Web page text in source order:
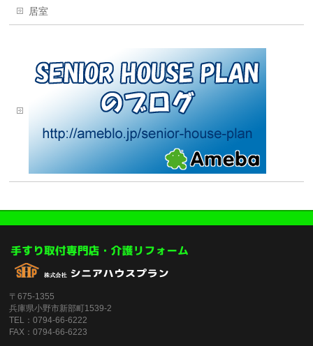
居室
〒675-1355
兵庫県小野市新部町1539-2
TEL：0794-66-6222
FAX：0794-66-6223